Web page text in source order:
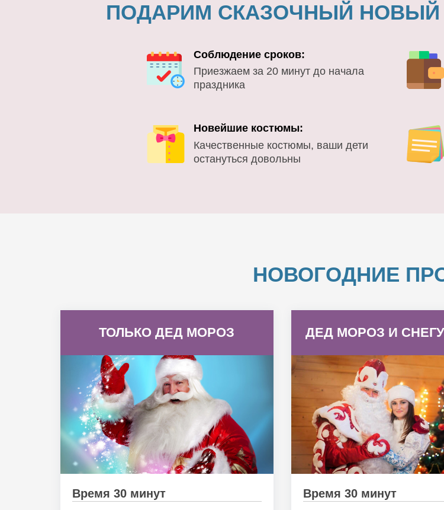
ПОДАРИМ СКАЗОЧНЫЙ НОВЫЙ
Соблюдение сроков:
Приезжаем за 20 минут до начала
праздника
Новейшие костюмы:
Качественные костюмы, ваши дети
остануться довольны
НОВОГОДНИЕ
ТОЛЬКО ДЕД МОРОЗ
Время 30 минут
ДЕД МОРОЗ И
Время 30 минут